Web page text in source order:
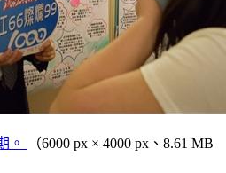
。
（6000 px × 4000 px、8.61 MB